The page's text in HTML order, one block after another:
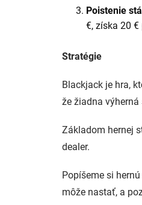
Poistenie
€, získa 20
Stratégie
Blackjack je hra,
že žiadna
Základom hernej
dealer.
Popíšeme si
môže nastať, a